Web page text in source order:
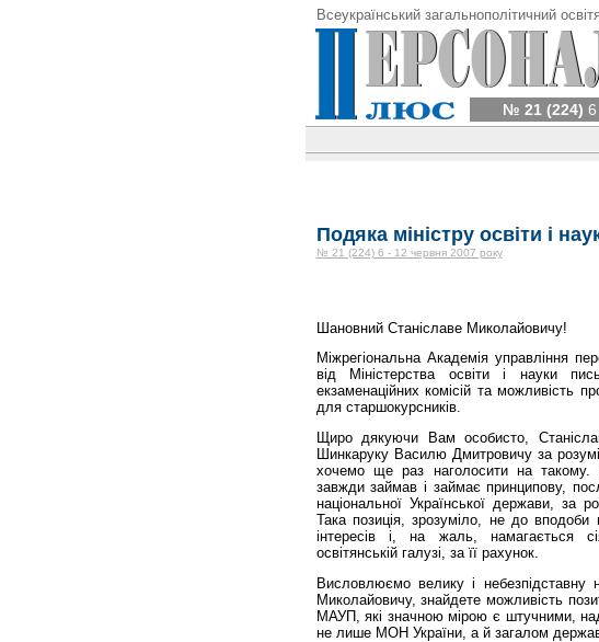
Всеукраїнський загальнополітичний
№ 21 (224)
Подяка міністру освіти і
№ 21 (224) 6 - 12 червня 2007 року
Шановний Станіславе Миколайовичу!
Міжрегіональна Академія управління
від Міністерства освіти і науки
екзаменаційних комісій та можливість
для старшокурсників.
Щиро дякуючи Вам особисто,
Шинкаруку Василю Дмитровичу за
хочемо ще раз наголосити на такому.
завжди займав і займає принципову,
національної Української держави, за
Така позиція, зрозуміло, не до
інтересів і, на жаль, намагається
освітянській галузі, за її рахунок.
Висловлюємо велику і
Миколайовичу, знайдете можливість
МАУП, які значною мірою є штучними,
не лише МОН України, а й загалом